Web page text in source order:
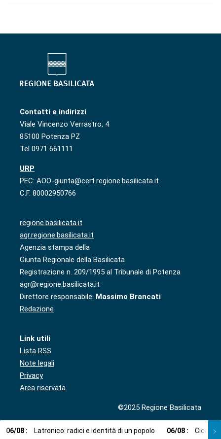
Contatti e indirizzi
Viale Vincenzo Verrastro, 4
85100 Potenza PZ
Tel 0971 661111
URP
PEC: AOO-giunta@cert.regione.basilicata.it
C.F. 80002950766
regione.basilicata.it
agr.regione.basilicata.it
Agenzia stampa della
Giunta Regionale della Basilicata
Registrazione n. 209/1995 al Tribunale di Potenza
agr@regione.basilicata.it
Direttore responsabile: Massimo Brancati
Redazione
Link utili
Lista RSS
Note legali
Privacy
Area riservata
©2025 Regione Basilicata
06/08 : Latronico: radici e identità di un popolo 06/08 : Cicala: